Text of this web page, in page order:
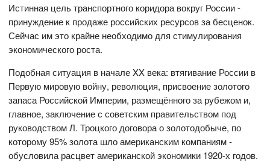
Истинная цель транспортного коридора вокруг России -
принуждение к продаже российских ресурсов за бесценок.
Сейчас им это крайне необходимо для стимулирования
экономического роста.
Подобная ситуация в начале XX века: втягивание России в
Первую мировую войну, революция, присвоение золотого
запаса Российской Империи, размещённого за рубежом и,
главное, заключение с советским правительством под
руководством Л. Троцкого договора о золотодобыче, по
которому 95% золота шло американским компаниям -
обусловила расцвет американской экономики 1920-х годов.